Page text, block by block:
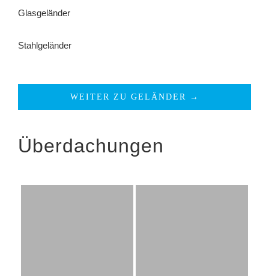
Glasgeländer
Stahlgeländer
WEITER ZU GELÄNDER →
Überdachungen